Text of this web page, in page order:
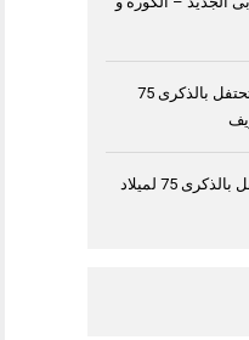
جوجل تحتفل بالذكرى 75
جوجل تحتفل بالذكرى 75 لميلاد